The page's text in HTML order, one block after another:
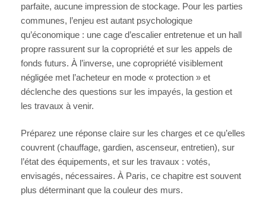
parfaite, aucune impression de stockage. Pour les parties
communes, l’enjeu est autant psychologique
qu’économique : une cage d’escalier entretenue et un hall
propre rassurent sur la copropriété et sur les appels de
fonds futurs. À l’inverse, une copropriété visiblement
négligée met l’acheteur en mode « protection » et
déclenche des questions sur les impayés, la gestion et
les travaux à venir.
Préparez une réponse claire sur les charges et ce qu’elles
couvrent (chauffage, gardien, ascenseur, entretien), sur
l’état des équipements, et sur les travaux : votés,
envisagés, nécessaires. À Paris, ce chapitre est souvent
plus déterminant que la couleur des murs.